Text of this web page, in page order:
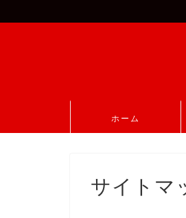
ホーム
サイトマ